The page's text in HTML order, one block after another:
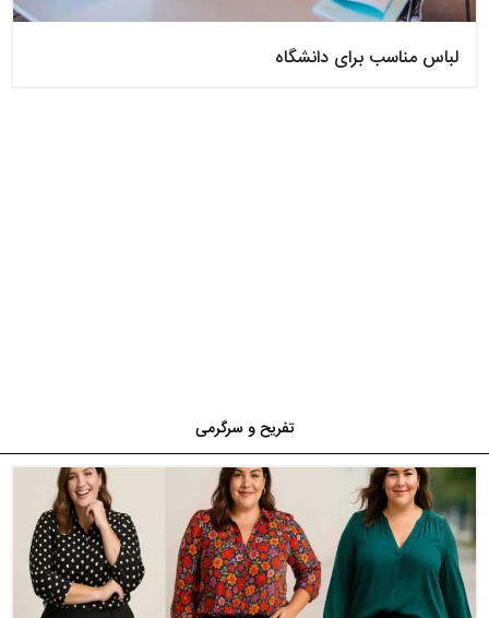
لباس مناسب برای دانشگاه
تفریح و سرگرمی